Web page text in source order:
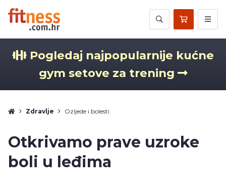
Pogledaj najpopularnije kućne
gym setove za trening
Zdravlje Ozljede i bolesti
Otkrivamo prave uzroke
boli u leđima